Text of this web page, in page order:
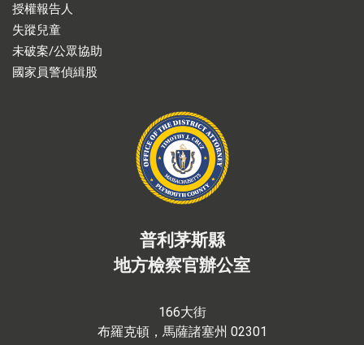
授權報告人
失蹤兒童
未破案/公眾協助
國家員警偵緝股
普利茅斯縣
地方檢察官辦公室
166大街
布羅克頓，馬薩諸塞州 02301